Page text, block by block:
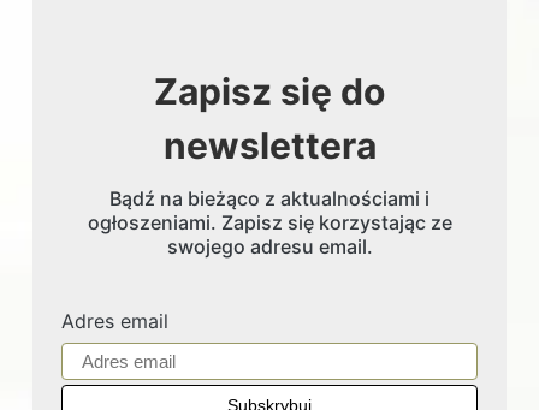
Zapisz się do
newslettera
Bądź na bieżąco z aktualnościami i
ogłoszeniami. Zapisz się korzystając ze
swojego adresu email.
Adres email